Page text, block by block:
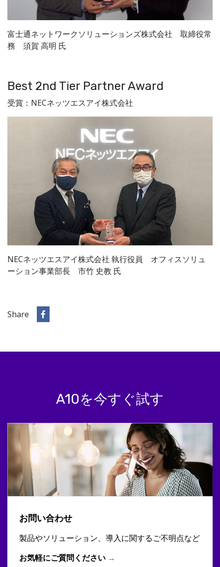
富士通ネットワークソリューションズ株式会社 取締役常
務 須賀 高明 氏
Best 2nd Tier Partner Award
受賞：NECネッツエスアイ株式会社
NECネッツエスアイ株式会社 執行役員 オフィスソリュ
ーション事業部長 市竹 史教 氏
Share
A10を今すぐ試す
お問い合わせ
製品やソリューション、導入に関するご不明点など
お気軽にご質問ください →